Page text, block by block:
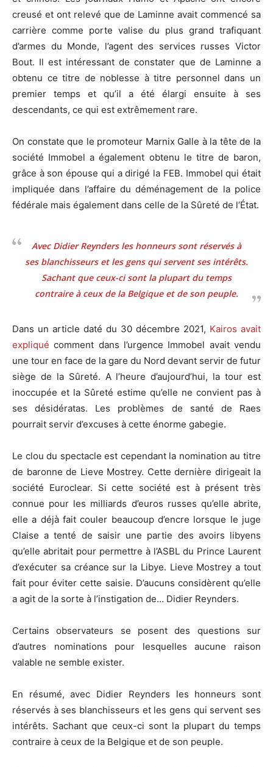
creusé et ont relevé que de Laminne avait commencé sa
carrière comme porte valise du plus grand trafiquant
d’armes du Monde, l’agent des services russes Victor
Bout. Il est intéressant de constater que de Laminne a
obtenu ce titre de noblesse à titre personnel dans un
premier temps et qu’il a été élargi ensuite à ses
descendants, ce qui est extrêmement rare.
On constate que le promoteur Marnix Galle à la tête de la
société Immobel a également obtenu le titre de baron,
grâce à son épouse qui a dirigé la FEB. Immobel qui était
impliquée dans l’affaire du déménagement de la police
fédérale mais également dans celle de la Sûreté de l’État.
Avec Didier Reynders les honneurs sont réservés à
ses blanchisseurs et les gens qui servent ses intérêts.
Sachant que ceux-ci sont la plupart du temps
contraire à ceux de la Belgique et de son peuple.
Dans un article daté du 30 décembre 2021, Kairos avait
expliqué comment dans l’urgence Immobel avait vendu
une tour en face de la gare du Nord devant servir de futur
siège de la Sûreté. A l’heure d’aujourd’hui, la tour est
inoccupée et la Sûreté estime qu’elle ne convient pas à
ses désidératas. Les problèmes de santé de Raes
pourrait servir d’excuses à cette énorme gabegie.
Le clou du spectacle est cependant la nomination au titre
de baronne de Lieve Mostrey. Cette dernière dirigeait la
société Euroclear. Si cette société est à présent très
connue pour les milliards d’euros russes qu’elle abrite,
elle a déjà fait couler beaucoup d’encre lorsque le juge
Claise a tenté de saisir une partie des avoirs libyens
qu’elle abritait pour permettre à l’ASBL du Prince Laurent
d’exécuter sa créance sur la Libye. Lieve Mostrey a tout
fait pour éviter cette saisie. D’aucuns considèrent qu’elle
a agit de la sorte à l’instigation de… Didier Reynders.
Certains observateurs se posent des questions sur
d’autres nominations pour lesquelles aucune raison
valable ne semble exister.
En résumé, avec Didier Reynders les honneurs sont
réservés à ses blanchisseurs et les gens qui servent ses
intérêts. Sachant que ceux-ci sont la plupart du temps
contraire à ceux de la Belgique et de son peuple.